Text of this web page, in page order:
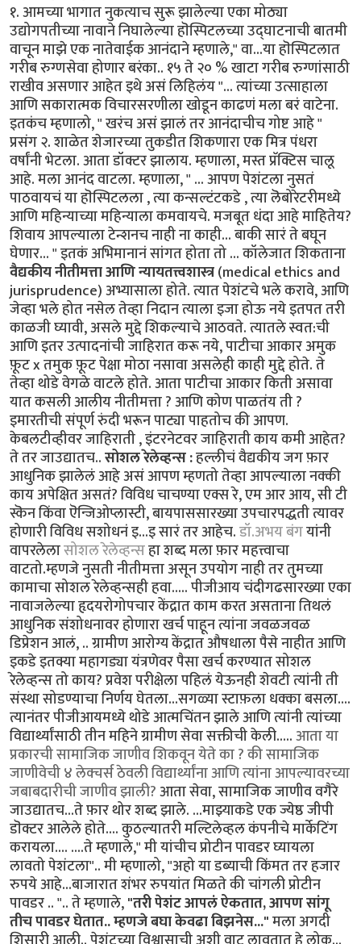
१. आमच्या भागात नुकत्याच सुरू झालेल्या एका मोठ्या
उद्योगपतीच्या नावाने निघालेल्या हॊस्पिटलच्या उद्घाटनाची बातमी
वाचून माझे एक नातेवाईक आनंदाने म्हणाले," वा...या हॊस्पिटलात
गरीब रुग्णसेवा होणार बरंका.. १५ ते २० % खाटा गरीब रुग्णांसाठी
राखीव असणार आहेत इथे असं लिहिलंय "... त्यांच्या उत्साहाला
आणि सकारात्मक विचारसरणीला खोडून काढणं मला बरं वाटेना.
इतकंच म्हणालो, " खरंच असं झालं तर आनंदाचीच गोष्ट आहे "
प्रसंग २. शाळेत शेजारच्या तुकडीत शिकणारा एक मित्र पंधरा
वर्षांनी भेटला. आता डॉक्टर झालाय. म्हणाला, मस्त प्रॅक्टिस चालू
आहे. मला आनंद वाटला. म्हणाला, " ... आपण पेशंटला नुसतं
पाठवायचं या हॊस्पिटलला , त्या कन्सल्टंटकडे , त्या लॆबोरेटरीमध्ये
आणि महिन्याच्या महिन्याला कमवायचे. मजबूत धंदा आहे माहितेय?
शिवाय आपल्याला टेन्शनच नाही ना काही... बाकी सारं ते बघून
घेणार... " इतकं अभिमानानं सांगत होता तो ... कॉलेजात शिकताना
वैद्यकीय नीतीमत्ता आणि न्यायतत्त्वशास्त्र(medical ethics and
jurisprudence) अभ्यासाला होते. त्यात पेशंटचे भले करावे, आणि
जेव्हा भले होत नसेल तेव्हा निदान त्याला इजा होऊ नये इतपत तरी
काळजी घ्यावी, असले मुद्दे शिकल्याचे आठवते. त्यातले स्वत:ची
आणि इतर उत्पादनांची जाहिरात करू नये, पाटीचा आकार अमुक
फ़ूट x तमुक फ़ूट पेक्षा मोठा नसावा असलेही काही मुद्दे होते. ते
तेव्हा थोडे वेगळे वाटले होते. आता पाटीचा आकार किती असावा
यात कसली आलीय नीतीमत्ता ? आणि कोण पाळतंय ती ?
इमारतीची संपूर्ण रुंदी भरून पाट्या पाहतोच की आपण.
केबलटीव्हीवर जाहिराती , इंटरनेटवर जाहिराती काय कमी आहेत?
ते तर जाउद्यातच..सोशल रेलेव्हन्स :हल्लीचं वैद्यकीय जग फ़ार
आधुनिक झालेलं आहे असं आपण म्हणतो तेव्हा आपल्याला नक्की
काय अपेक्षित असतं? विविध चाचण्या एक्स रे, एम आर आय, सी टी
स्कॆन किंवा ऎन्जिओप्लास्टी, बायपाससारख्या उपचारपद्धती त्यावर
होणारी विविध सशोधनं इ...इ सारं तर आहेच.डॉ.अभय बंगयांनी
वापरलेलासोशल रेलेव्हन्सहा शब्द मला फ़ार महत्त्वाचा
वाटतो.म्हणजे नुसती नीतीमत्ता असून उपयोग नाही तर तुमच्या
कामाचा सोशल रेलेव्हन्सही हवा..... पीजीआय चंदीगढसारख्या एका
नावाजलेल्या हृदयरोगोपचार केंद्रात काम करत असताना तिथलं
आधुनिक संशोधनावर होणारा खर्च पाहून त्यांना जवळजवळ
डिप्रेशन आलं, .. ग्रामीण आरोग्य केंद्रात औषधाला पैसे नाहीत आणि
इकडे इतक्या महागड्या यंत्रणेवर पैसा खर्च करण्यात सोशल
रेलेव्हन्स तो काय? प्रवेश परीक्षेला पहिलं येऊनही शेवटी त्यांनी ती
संस्था सोडण्याचा निर्णय घेतला...सगळ्या स्टाफ़ला धक्का बसला....
त्यानंतर पीजीआयमध्ये थोडे आत्मचिंतन झाले आणि त्यांनी त्यांच्या
विद्यार्थ्यांसाठी तीन महिने ग्रामीण सेवा सक्तीची केली.....आता या
प्रकारची सामाजिक जाणीव शिकवून येते का ? की सामाजिक
जाणीवेची ४ लेक्चर्स ठेवली विद्यार्थ्यांना आणि त्यांना आपल्यावरच्या
जबाबदारीची जाणीव झाली?आता सेवा, सामाजिक जाणीव वगैरे
जाउद्यातच...ते फ़ार थोर शब्द झाले. ...माझ्याकडे एक ज्येष्ठ जीपी
डॊक्टर आलेले होते.... कुठल्यातरी मल्टिलेव्हल कंपनीचे मार्केटिंग
करायला.... ....ते म्हणाले," मी यांचीच प्रोटीन पावडर घ्यायला
लावतो पेशंटला".. मी म्हणालो, "अहो या डब्याची किंमत तर हजार
रुपये आहे...बाजारात शंभर रुपयांत मिळते की चांगली प्रोटीन
पावडर .. ".. ते म्हणाले,"तरी पेशंट आपलं ऐकतात, आपण सांगू
तीच पावडर घेतात.. म्हणजे बघा केवढा बिझनेस..."मला अगदी